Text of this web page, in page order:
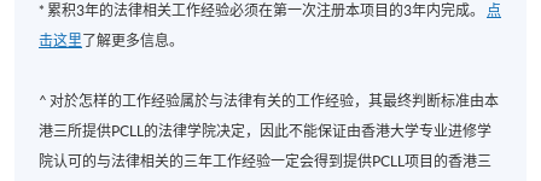
* 累积3年的法律相关工作经验必须在第一次注册本项目的3年内完成。
点
击这里了解更多信息。
^ 对於怎样的工作经验属於与法律有关的工作经验，其最终判断标准由本
港三所提供PCLL的法律学院决定，因此不能保证由香港大学专业进修学
院认可的与法律相关的三年工作经验一定会得到提供PCLL项目的香港三